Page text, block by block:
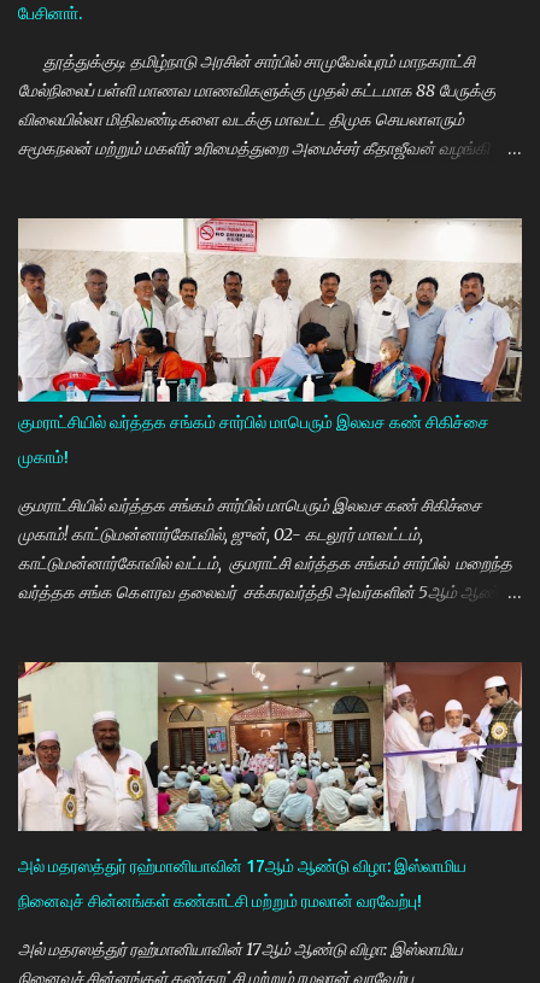
பேசினாா்.
தூத்துக்குடி தமிழ்நாடு அரசின் சார்பில் சாமுவேல்புரம் மாநகராட்சி
மேல்நிலைப் பள்ளி மாணவ மாணவிகளுக்கு முதல் கட்டமாக 88 பேருக்கு
விலையில்லா மிதிவண்டிகளை வடக்கு மாவட்ட திமுக செயலாளரும்
சமூகநலன் மற்றும் மகளிர் உரிமைத்துறை அமைச்சர் கீதாஜீவன் வழங்கி
கல்வியில் சிறந்து விளங்க வேண்டும் என்பதற்காக முதலமைச்சர்
மு.க.ஸ்டாலின் அதிக முயற்சி எடுத்து கல்வியும். மருத்துவமும் எனது இரு
கண்கள் என முதலமைச்சர் கூறி வருகிறார். எத்தனையோ
மாணவியர்களுக்கு கிடைக்காத வாய்ப்பு உங்களுக்கு கிடைத்திருக்கிறது.
முன்பு 8 ம் வகுப்பு அல்லது 10 ம் வகுப்பிலேயே மாணவியர்களின்
பள்ளிப்படிப்பை நிறுத்தும் நிலையை மாற்றி, பெண் குழந்தைகள் கல்லூரி
வரை படிக்க வேண்டும். அவர்களுக்கு உயர்கல்வி மிக அவசியம் என்பதில்
அதிக முயற்சி எடுத்து வருகிறார்கள். உயர்கல்வி படிக்கின்ற
மாணவியர்களுக்கு மாதந்தோறும் ரூ.1000 வழங்கும் புதுமைப்பெண்
திட்டத்தை செயல்படுத்தி வருகிறார். எதிர்கால தலைவர்களான மாணவர்க...
குமராட்சியில் வர்த்தக சங்கம் சார்பில் மாபெரும் இலவச கண் சிகிச்சை
முகாம்!
குமராட்சியில் வர்த்தக சங்கம் சார்பில் மாபெரும் இலவச கண் சிகிச்சை
முகாம்! காட்டுமன்னார்கோவில், ஜுன், 02- கடலூர் மாவட்டம்,
காட்டுமன்னார்கோவில் வட்டம், குமராட்சி வர்த்தக சங்கம் சார்பில் மறைந்த
வர்த்தக சங்க கௌரவ தலைவர் சக்கரவர்த்தி அவர்களின் 5ஆம் ஆண்டு
ஒருங்கிணைப்பாளர் திருவேங்கடம் மற்றும் செவிலியர்கள் தலைமையில்
நடைபெற்றது. நிகழ்ச்சியில் கண் மருத்துவர் இளையராஜா சிறப்பு
அழைப்பாளராக கலந்து கொண்டு குத்துவிளக்கு ஏற்றி நிகழ்ச்சினை
துவங்கி வைத்தார். நிகழ்ச்சிக்கு குமராட்சி வர்த்தக சங்கத் தலைவர்
கே.ஆர்.ஜி. தமிழ்வாணன் முன்னிலை வகித்தார். நிகழ்ச்சியில் செயலாளர்
மணிவண்ணன், ஒருங்கிணைப்பாளர் அப்துல்பாசித் மற்றும் சங்க
நிர்வாகிகள் குமரவடிவு, துரைசிங்கம், பிரதீப், அப்துல்ரவுப், பார்த்தசாரதி,
மணிகண்டன், செந்தில்குமார், முஸ்தபா, பிரத...
அல் மதரஸத்துர் ரஹ்மானியாவின் 17ஆம் ஆண்டு விழா: இஸ்லாமிய
நினைவுச் சின்னங்கள் கண்காட்சி மற்றும் ரமலான் வரவேற்பு!
அல் மதரஸத்துர் ரஹ்மானியாவின் 17ஆம் ஆண்டு விழா: இஸ்லாமிய
நினைவுச் சின்னங்கள் கண்காட்சி மற்றும் ரமலான் வரவேற்பு